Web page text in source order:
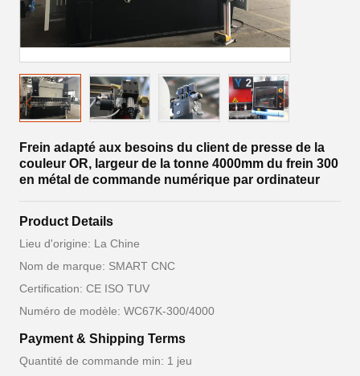
Frein adapté aux besoins du client de presse de la
couleur OR, largeur de la tonne 4000mm du frein 300
en métal de commande numérique par ordinateur
Product Details
Lieu d'origine: La Chine
Nom de marque: SMART CNC
Certification: CE ISO TUV
Numéro de modèle: WC67K-300/4000
Payment & Shipping Terms
Quantité de commande min: 1 jeu